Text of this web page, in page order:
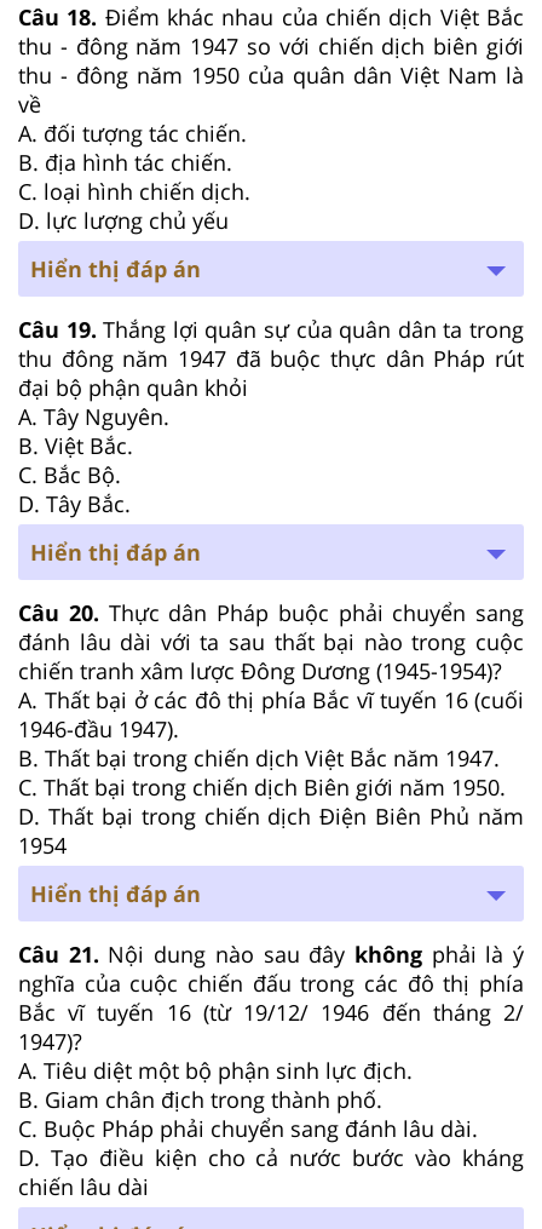
Câu 18. Điểm khác nhau của chiến dịch Việt Bắc
thu - đông năm 1947 so với chiến dịch biên giới
thu - đông năm 1950 của quân dân Việt Nam là
về
A. đối tượng tác chiến.
B. địa hình tác chiến.
C. loại hình chiến dịch.
D. lực lượng chủ yếu
Hiển thị đáp án
Câu 19. Thắng lợi quân sự của quân dân ta trong
thu đông năm 1947 đã buộc thực dân Pháp rút
đại bộ phận quân khỏi
A. Tây Nguyên.
B. Việt Bắc.
C. Bắc Bộ.
D. Tây Bắc.
Hiển thị đáp án
Câu 20. Thực dân Pháp buộc phải chuyển sang
đánh lâu dài với ta sau thất bại nào trong cuộc
chiến tranh xâm lược Đông Dương (1945-1954)?
A. Thất bại ở các đô thị phía Bắc vĩ tuyến 16 (cuối
1946-đầu 1947).
B. Thất bại trong chiến dịch Việt Bắc năm 1947.
C. Thất bại trong chiến dịch Biên giới năm 1950.
D. Thất bại trong chiến dịch Điện Biên Phủ năm
1954
Hiển thị đáp án
Câu 21. Nội dung nào sau đây khôngphải là ý
nghĩa của cuộc chiến đấu trong các đô thị phía
Bắc vĩ tuyến 16 (từ 19/12/ 1946 đến tháng 2/
1947)?
A. Tiêu diệt một bộ phận sinh lực địch.
B. Giam chân địch trong thành phố.
C. Buộc Pháp phải chuyển sang đánh lâu dài.
D. Tạo điều kiện cho cả nước bước vào kháng
chiến lâu dài